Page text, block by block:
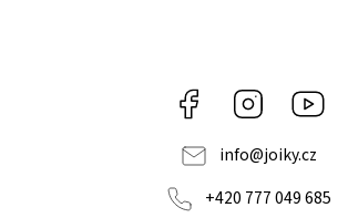
Facebook Instagram
info@joiky.cz
+420 777 049 685